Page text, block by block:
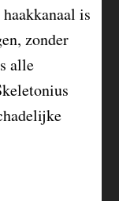
is
zonder
alle